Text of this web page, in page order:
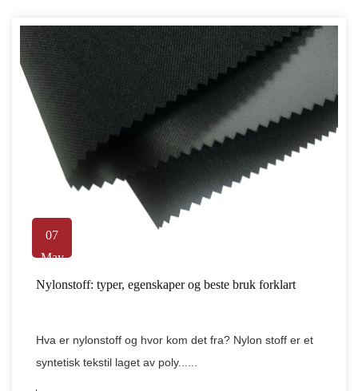
07
May
Nylonstoff: typer, egenskaper og beste bruk forklart
Hva er nylonstoff og hvor kom det fra? Nylon stoff er et
syntetisk tekstil laget av poly......